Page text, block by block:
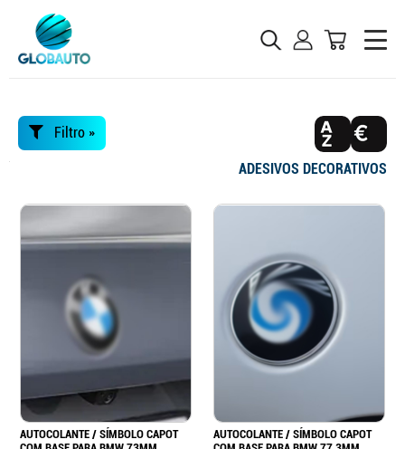
Filtro »
ADESIVOS DECORATIVOS
AUTOCOLANTE / SÍMBOLO CAPOT
AUTOCOLANTE / SÍMBOLO CAPOT